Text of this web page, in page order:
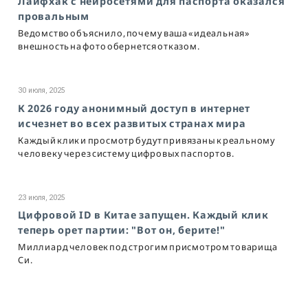
провальным
Ведомство объяснило, почему ваша «идеальная»
внешность на фото обернется отказом.
30 июля, 2025
К 2026 году анонимный доступ в интернет
исчезнет во всех развитых странах мира
Каждый клик и просмотр будут привязаны к реальному
человеку через систему цифровых паспортов.
23 июля, 2025
Цифровой ID в Китае запущен. Каждый клик
теперь орет партии: "Вот он, берите!"
Миллиард человек под строгим присмотром товарища
Си.